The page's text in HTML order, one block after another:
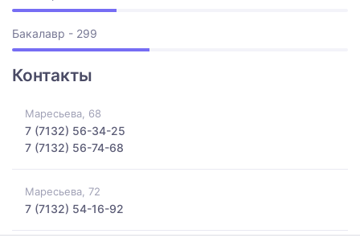
Бакалавр - 299
Контакты
Маресьева, 68
7 (7132) 56-34-25
7 (7132) 56-74-68
Маресьева, 72
7 (7132) 54-16-92